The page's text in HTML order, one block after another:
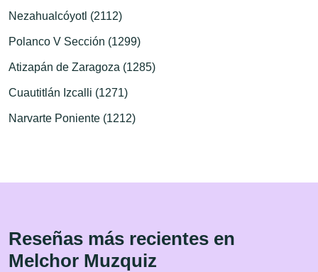
Nezahualcóyotl (2112)
Polanco V Sección (1299)
Atizapán de Zaragoza (1285)
Cuautitlán Izcalli (1271)
Narvarte Poniente (1212)
Reseñas más recientes en
Melchor Muzquiz